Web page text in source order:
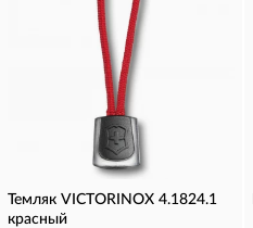
Темляк VICTORINOX 4.1824.1
красный